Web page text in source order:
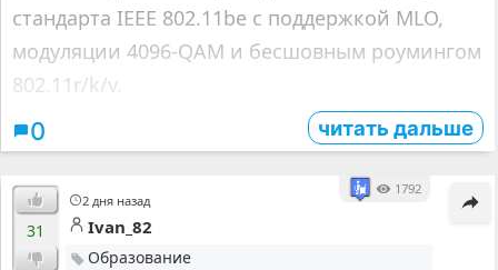
стандарта IEEE 802.11be с поддержкой MLO,
модуляции 4096‑QAM и бесшовным роумингом
802.11r/k/v.
0 читать дальше
2 дня назад
1792
31 Ivan_82
Образование